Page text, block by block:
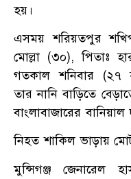
হয়।
এসময় শরিয়তপুর
মোল্লা (৩০), পিতাঃ
গতকাল শনিবার (২৭
তার নানি বাড়িতে
বাংলাবাজারের
নিহত শাকিল ভাড়ায়
মুন্সিগঞ্জ জেনারেল